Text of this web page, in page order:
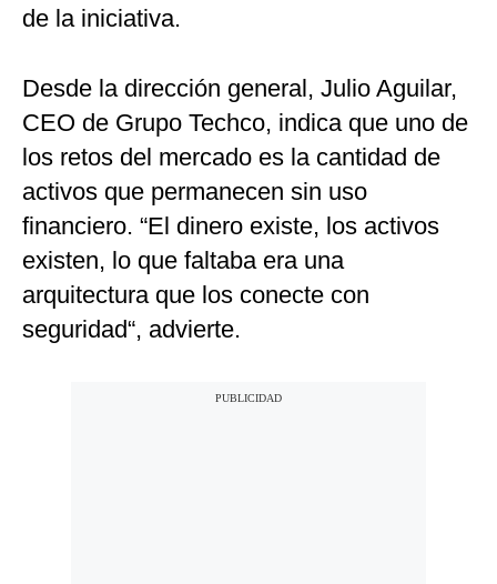
de la iniciativa.
Desde la dirección general, Julio Aguilar,
CEO de Grupo Techco, indica que uno de
los retos del mercado es la cantidad de
activos que permanecen sin uso
financiero. “El dinero existe, los activos
existen, lo que faltaba era una
arquitectura que los conecte con
seguridad“, advierte.